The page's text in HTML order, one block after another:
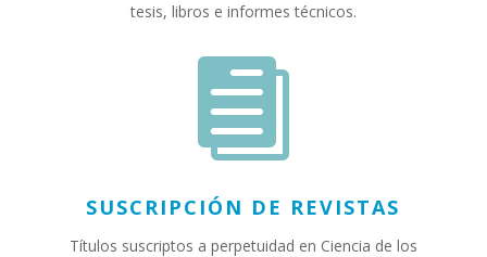
tesis, libros e informes técnicos.

SUSCRIPCIÓN DE REVISTAS
Títulos suscriptos a perpetuidad en Ciencia de los